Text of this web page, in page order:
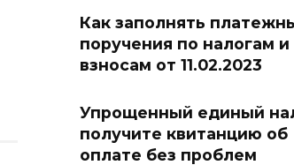
Как заполнять
поручения по налогам и
взносам от 11.02.2023
Упрощенный единый
получите квитанцию ​​об
оплате без проблем